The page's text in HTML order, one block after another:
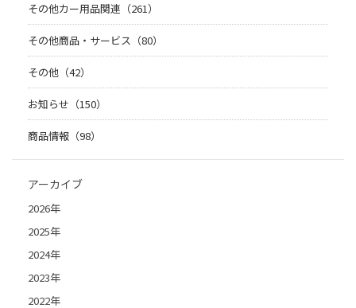
その他カー用品関連（261）
その他商品・サービス（80）
その他（42）
お知らせ（150）
商品情報（98）
アーカイブ
2026年
2025年
2024年
2023年
2022年